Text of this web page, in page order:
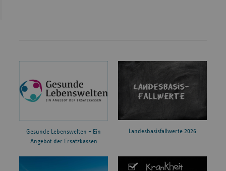
Gesunde Lebenswelten – Ein
Angebot der Ersatzkassen
Landesbasisfallwerte 2026